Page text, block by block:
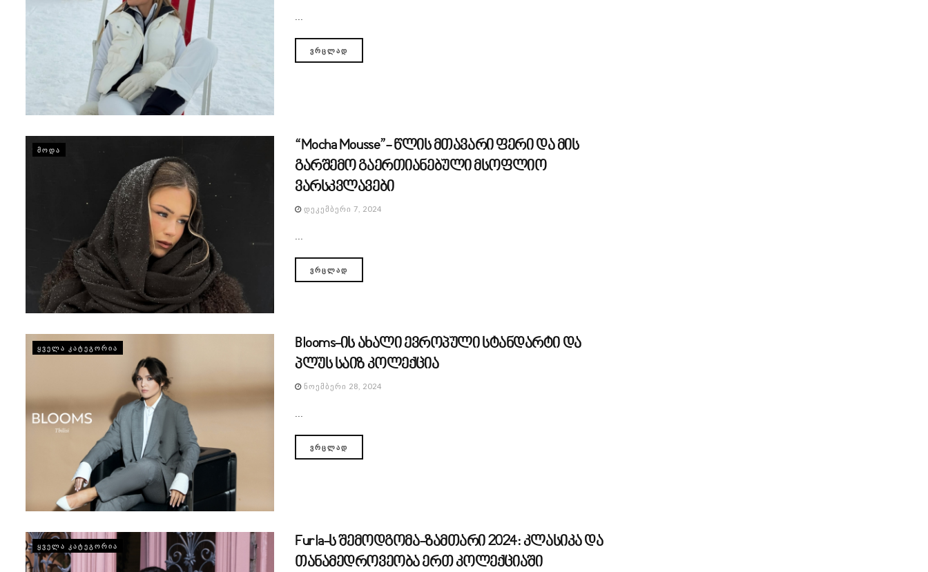
...
ᲕᲠᲪᲚᲐᲓ
ᲛᲝᲓᲐ
“Mocha Mousse”- წლის მთავარი ფერი და მის
გარშემო გაერთიანებული მსოფლიო
ვარსკვლავები
ᲓᲔᲙᲔᲛᲑᲔᲠᲘ 7, 2024
...
ᲕᲠᲪᲚᲐᲓ
ᲧᲕᲔᲚᲐ ᲙᲐᲢᲔᲒᲝᲠᲘᲐ
Blooms-ის ახალი ევროპული სტანდარტი და
პლუს საიზ კოლექცია
ᲜᲝᲔᲛᲑᲔᲠᲘ 28, 2024
...
ᲕᲠᲪᲚᲐᲓ
ᲧᲕᲔᲚᲐ ᲙᲐᲢᲔᲒᲝᲠᲘᲐ
Furla-ს შემოდგომა-ზამთარი 2024: კლასიკა და
თანამედროვეობა ერთ კოლექციაში